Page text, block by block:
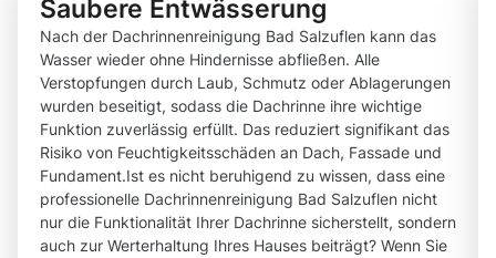
Saubere Entwässerung
Nach der Dachrinnenreinigung Bad Salzuflen kann das
Wasser wieder ohne Hindernisse abfließen. Alle
Verstopfungen durch Laub, Schmutz oder Ablagerungen
wurden beseitigt, sodass die Dachrinne ihre wichtige
Funktion zuverlässig erfüllt. Das reduziert signifikant das
Risiko von Feuchtigkeitsschäden an Dach, Fassade und
Fundament.Ist es nicht beruhigend zu wissen, dass eine
professionelle Dachrinnenreinigung Bad Salzuflen nicht
nur die Funktionalität Ihrer Dachrinne sicherstellt, sondern
auch zur Werterhaltung Ihres Hauses beiträgt? Wenn Sie